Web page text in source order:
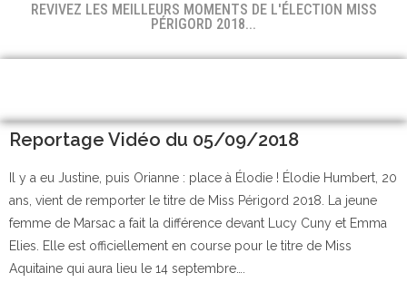
REVIVEZ LES MEILLEURS MOMENTS DE L'ÉLECTION MISS
PÉRIGORD 2018...
Reportage Vidéo du 05/09/2018
Il y a eu Justine, puis Orianne : place à Élodie ! Élodie Humbert, 20
ans, vient de remporter le titre de Miss Périgord 2018. La jeune
femme de Marsac a fait la différence devant Lucy Cuny et Emma
Elies. Elle est officiellement en course pour le titre de Miss
Aquitaine qui aura lieu le 14 septembre….